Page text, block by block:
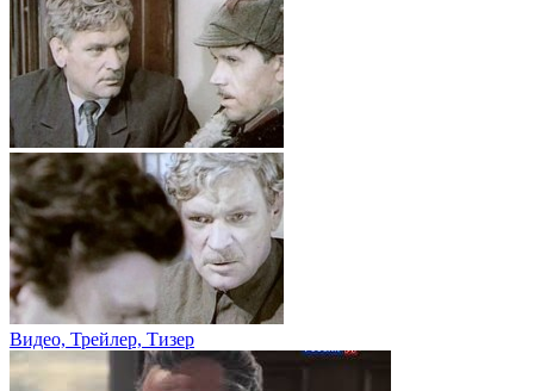
Видео, Трейлер, Тизер